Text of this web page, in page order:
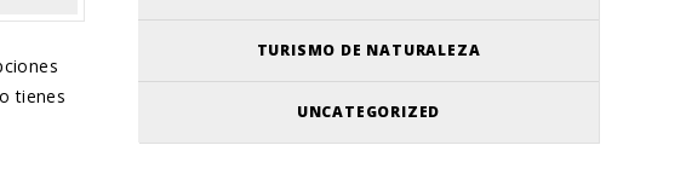
tienes
TURISMO DE NATURALEZA
UNCATEGORIZED